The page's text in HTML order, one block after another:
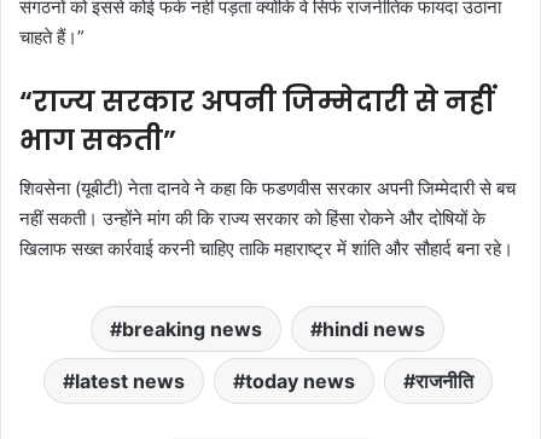
संगठनों को इससे कोई फर्क नहीं पड़ता क्योंकि वे सिर्फ राजनीतिक फायदा उठाना
चाहते हैं।”
“राज्य सरकार अपनी जिम्मेदारी से नहीं
भाग सकती”
शिवसेना (यूबीटी) नेता दानवे ने कहा कि फडणवीस सरकार अपनी जिम्मेदारी से बच
नहीं सकती। उन्होंने मांग की कि राज्य सरकार को हिंसा रोकने और दोषियों के
खिलाफ सख्त कार्रवाई करनी चाहिए ताकि महाराष्ट्र में शांति और सौहार्द बना रहे।
breaking news hindi news
latest news today news राजनीति